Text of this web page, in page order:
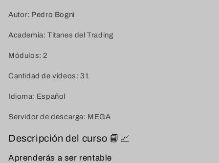
Autor: Pedro Bogni
Academia: Titanes del Trading
Módulos: 2
Cantidad de videos: 31
Idioma: Español
Servidor de descarga: MEGA
Descripción del curso 📘📈
Aprenderás a ser rentable